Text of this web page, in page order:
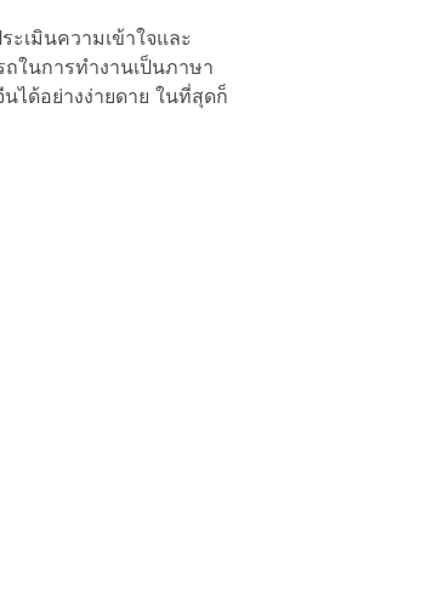
เมินความเข้าใจและ
ในการทำงานเป็นภาษา
ได้อย่างง่ายดาย ในที่สุดก็